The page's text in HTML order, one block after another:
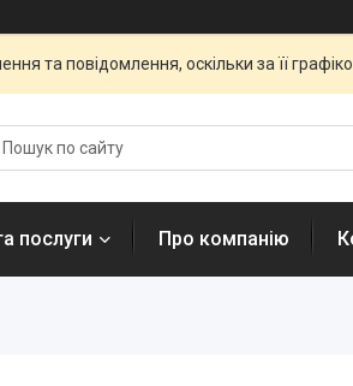
та повідомлення, оскільки за її
послуги Про компанію